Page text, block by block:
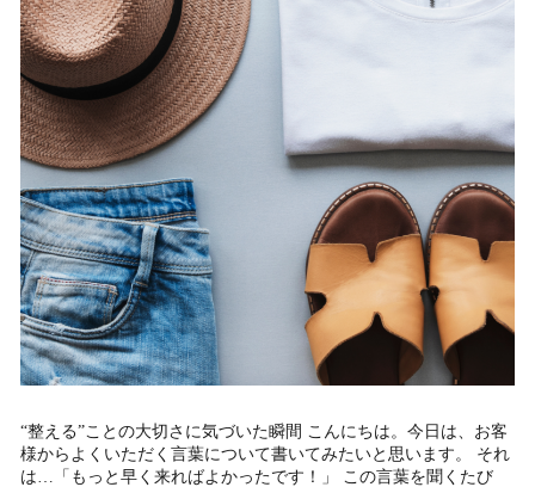
“整える”ことの大切さに気づいた瞬間 こんにちは。今日は、お客
様からよくいただく言葉について書いてみたいと思います。 それ
は…「もっと早く来ればよかったです！」 この言葉を聞くたび